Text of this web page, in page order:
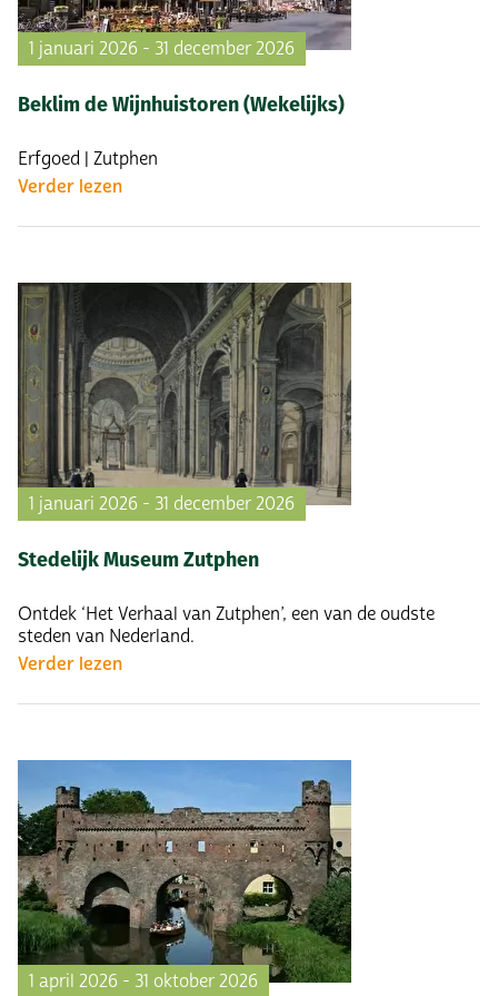
1 januari 2026 - 31 december 2026
Beklim de Wijnhuistoren (Wekelijks)
Erfgoed | Zutphen
Verder lezen
1 januari 2026 - 31 december 2026
Stedelijk Museum Zutphen
Ontdek ‘Het Verhaal van Zutphen’, een van de oudste
steden van Nederland.
Verder lezen
1 april 2026 - 31 oktober 2026